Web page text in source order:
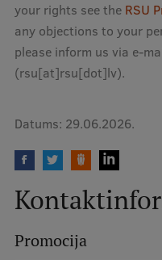
your rights see the RSU
any objections to your
please inform us via e-
(rsu[at]rsu[dot]lv).
Datums: 29.06.2026.
Promocija